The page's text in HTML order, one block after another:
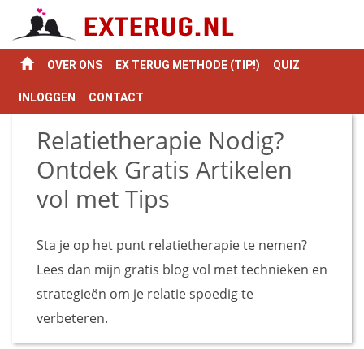
OVER ONS EX TERUG METHODE (TIP!) QUIZ
INLOGGEN CONTACT
Relatietherapie Nodig?
Ontdek Gratis Artikelen
vol met Tips
Sta je op het punt relatietherapie te nemen?
Lees dan mijn gratis blog vol met technieken en
strategieën om je relatie spoedig te
verbeteren.